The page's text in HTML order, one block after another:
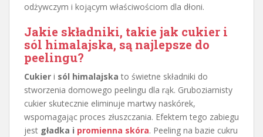
odżywczym i kojącym właściwościom dla dłoni.
Jakie składniki, takie jak cukier i
sól himalajska, są najlepsze do
peelingu?
Cukier i sól himalajska to świetne składniki do
stworzenia domowego peelingu dla rąk. Gruboziarnisty
cukier skutecznie eliminuje martwy naskórek,
wspomagając proces złuszczania. Efektem tego zabiegu
jest gładka i promienna skóra. Peeling na bazie cukru